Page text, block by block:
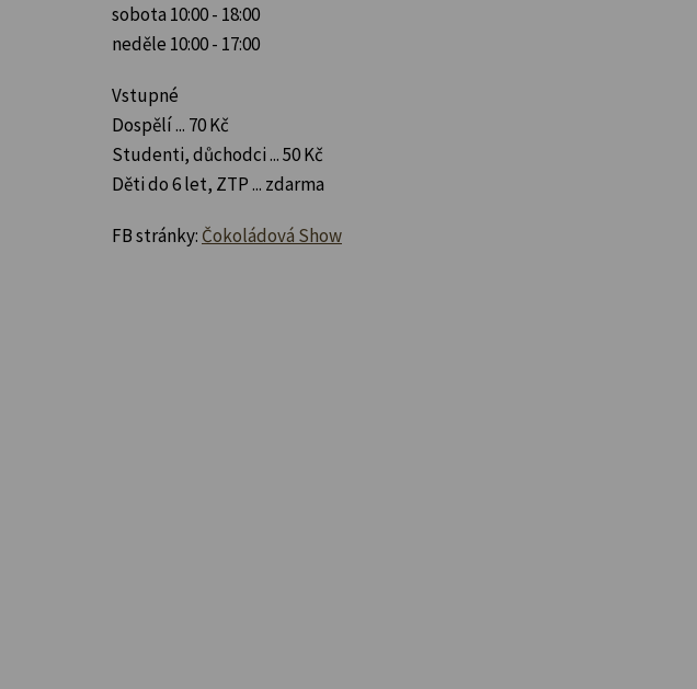
sobota 10:00 - 18:00
neděle 10:00 - 17:00
Vstupné
Dospělí ... 70 Kč
Studenti, důchodci ... 50 Kč
Děti do 6 let, ZTP ... zdarma
FB stránky: Čokoládová Show